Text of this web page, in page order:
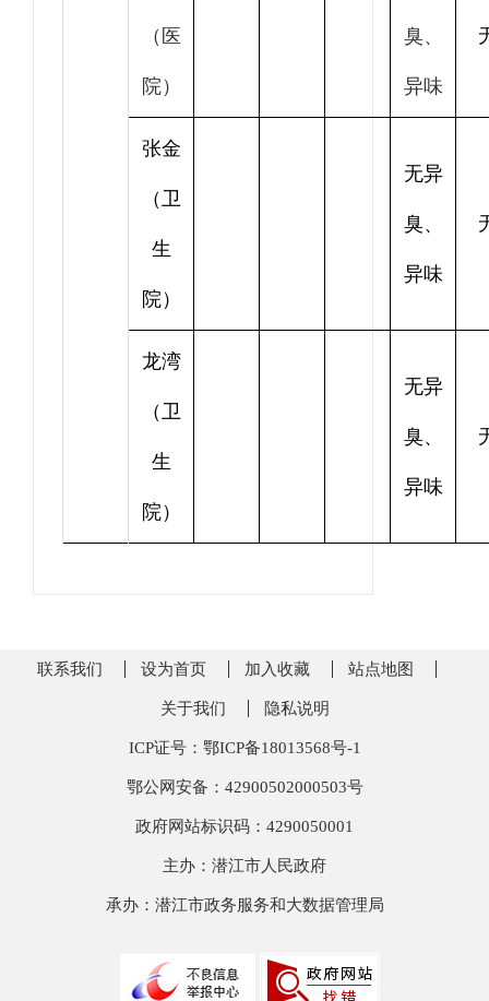
（医
院）
臭、
异味
张金
（卫
生
院）
无异
臭、
异味
龙湾
（卫
生
院）
无异
臭、
异味
联系我们 设为首页 加入收藏 站点地图
关于我们 隐私说明
ICP证号：鄂ICP备18013568号-1
鄂公网安备：42900502000503号
政府网站标识码：4290050001
主办：潜江市人民政府
承办：潜江市政务服务和大数据管理局